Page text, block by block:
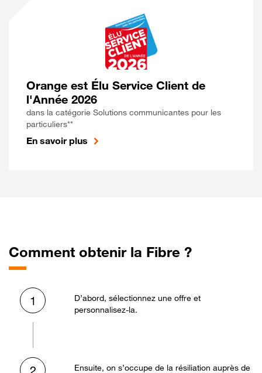
Orange est Élu Service Client de
l'Année 2026
dans la catégorie Solutions communicantes pour les
particuliers**
En savoir plus
Comment obtenir la Fibre ?
1
D’abord, sélectionnez une offre et
personnalisez-la.
Ensuite, on s’occupe de la résiliation auprès de